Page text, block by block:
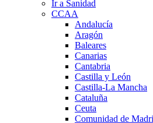
Ir a Sanidad
CCAA
Andalucía
Aragón
Baleares
Canarias
Cantabria
Castilla y León
Castilla-La Mancha
Cataluña
Ceuta
Comunidad de